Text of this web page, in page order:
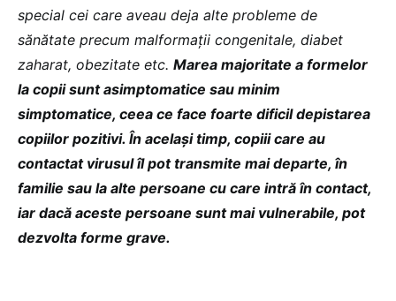
special cei care aveau deja alte probleme de
sănătate precum malformații congenitale, diabet
zaharat, obezitate etc. Marea majoritate a formelor
la copii sunt asimptomatice sau minim
simptomatice, ceea ce face foarte dificil depistarea
copiilor pozitivi. În același timp, copiii care au
contactat virusul îl pot transmite mai departe, în
familie sau la alte persoane cu care intră în contact,
iar dacă aceste persoane sunt mai vulnerabile, pot
dezvolta forme grave.